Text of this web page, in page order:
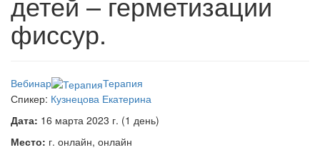
фиссур.
Вебинар
Терапия
Спикер: Кузнецова Екатерина
Дата: 16 марта 2023 г. (1 день)
Место: г. онлайн, онлайн